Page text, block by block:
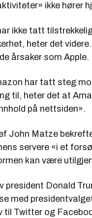
ikke hører
ikke tatt
heter det
årsaker som Apple.
har tatt steg
til, heter det at
på nettsiden».
John Matze
servere «i et
kan være
president Donald
med
til Twitter og